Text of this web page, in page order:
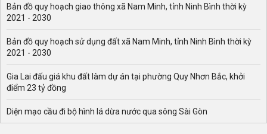
Bản đồ quy hoạch giao thông xã Nam Minh, tỉnh Ninh Bình thời kỳ
2021 - 2030
Bản đồ quy hoạch sử dụng đất xã Nam Minh, tỉnh Ninh Bình thời kỳ
2021 - 2030
Gia Lai đấu giá khu đất làm dự án tại phường Quy Nhơn Bắc, khởi
điểm 23 tỷ đồng
Diện mạo cầu đi bộ hình lá dừa nước qua sông Sài Gòn